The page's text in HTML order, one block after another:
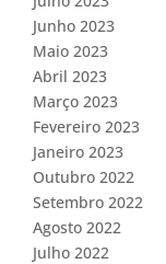
Junho 2023
Maio 2023
Abril 2023
Março 2023
Fevereiro 2023
Janeiro 2023
Outubro 2022
Setembro 2022
Agosto 2022
Julho 2022